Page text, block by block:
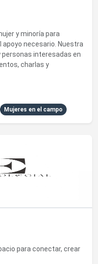
y minoría para
necesario. Nuestra
interesadas en
charlas y
Mujeres en el campo
para conectar, crear